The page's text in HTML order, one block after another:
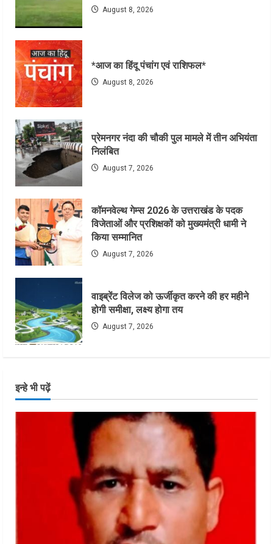
August 8, 2026
*आज का हिंदू पंचांग एवं राशिफल*
August 8, 2026
प्रेमनगर नंदा की चौकी पुल मामले में तीन अभियंता
निलंबित
August 7, 2026
कॉमनवेल्थ गेम्स 2026 के उत्तराखंड के पदक
विजेताओं और प्रशिक्षकों को मुख्यमंत्री धामी ने
किया सम्मानित
August 7, 2026
वाइब्रेंट विलेज को ऊर्जीकृत करने की हर महीने
होगी समीक्षा, लक्ष्य होगा तय
August 7, 2026
इन्हे भी पढ़ें